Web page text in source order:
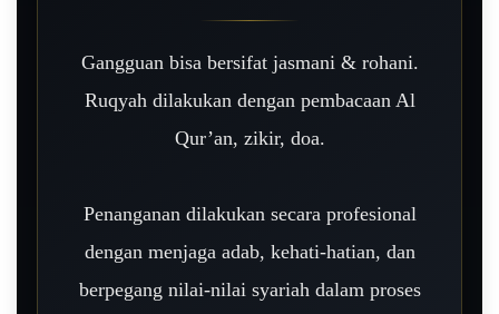
Gangguan bisa bersifat jasmani & rohani.
Ruqyah dilakukan dengan pembacaan Al
Qur’an, zikir, doa.
Penanganan dilakukan secara profesional
dengan menjaga adab, kehati-hatian, dan
berpegang nilai-nilai syariah dalam proses